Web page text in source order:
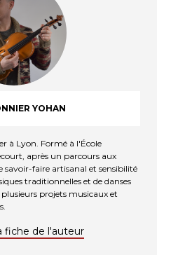
YOHAN
à Lyon. Formé à l'École
après un parcours aux
savoir-faire artisanal et sensibilité
traditionnelles et de danses
projets musicaux et
fiche de l'auteur